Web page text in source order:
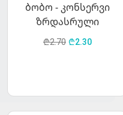
ბობო - კონსერვი
ზრდასრული
ძაღლებისთვის
₾2.70₾2.30